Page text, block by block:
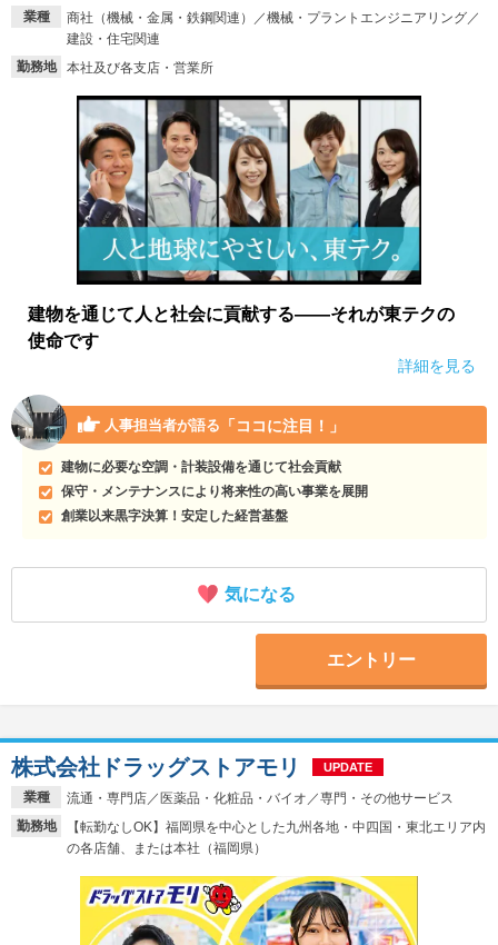
業種
商社（機械・金属・鉄鋼関連）／機械・プラントエンジニアリング／
建設・住宅関連
勤務地
本社及び各支店・営業所
建物を通じて人と社会に貢献する――それが東テクの
使命です
詳細を見る
人事担当者が語る 「ココに注目！」
建物に必要な空調・計装設備を通じて社会貢献
保守・メンテナンスにより将来性の高い事業を展開
創業以来黒字決算！安定した経営基盤
気になる
エントリー
業種
流通・専門店／医薬品・化粧品・バイオ／専門・その他サービス
勤務地
【転勤なしOK】福岡県を中心とした九州各地・中四国・東北エリア内
の各店舗、または本社（福岡県）
株式会社ドラッグストアモリ UPDATE